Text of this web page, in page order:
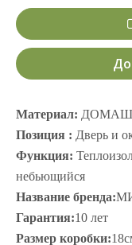
Материал:
Позиция : Дверь и
Функция:
небьющийся
Название бренда:
Гарантия:10 лет
Размер коробки: